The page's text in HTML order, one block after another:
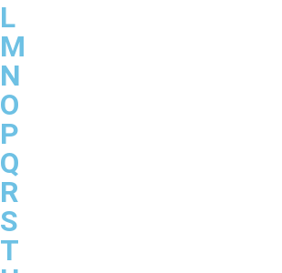
L
M
N
O
P
Q
R
S
T